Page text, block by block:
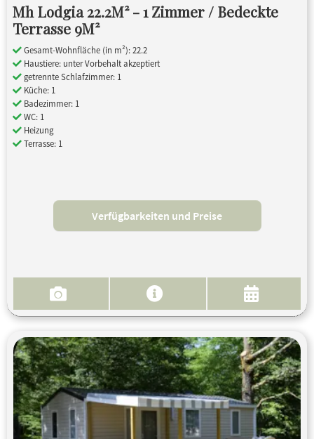
Mh Lodgia 22.2M² - 1 Zimmer / Bedeckte
Terrasse 9M²
Gesamt-Wohnfläche (in m²): 22.2
Haustiere: unter Vorbehalt akzeptiert
getrennte Schlafzimmer: 1
Küche: 1
Badezimmer: 1
WC: 1
Heizung
Terrasse: 1
Verfügbarkeiten und Preise